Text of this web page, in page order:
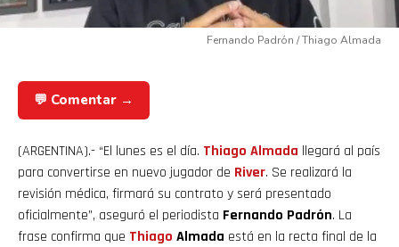
Fernando Padrón / Thiago Almada
💬 Comentar →
(ARGENTINA).- “El lunes es el día. Thiago Almada llegará al país
para convertirse en nuevo jugador de River. Se realizará la
revisión médica, firmará su contrato y será presentado
oficialmente”, aseguró el periodista Fernando Padrón. La
frase confirma que Thiago Almada está en la recta final de la